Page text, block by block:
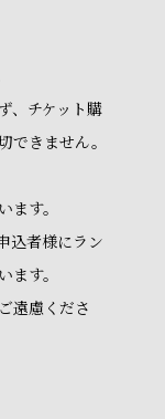
、チケット購
できません。
ます。
込者様にラン
す。
遠慮くださ